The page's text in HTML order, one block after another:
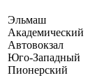
Эльмаш
Академический
Автовокзал
Юго-Западный
Пионерский